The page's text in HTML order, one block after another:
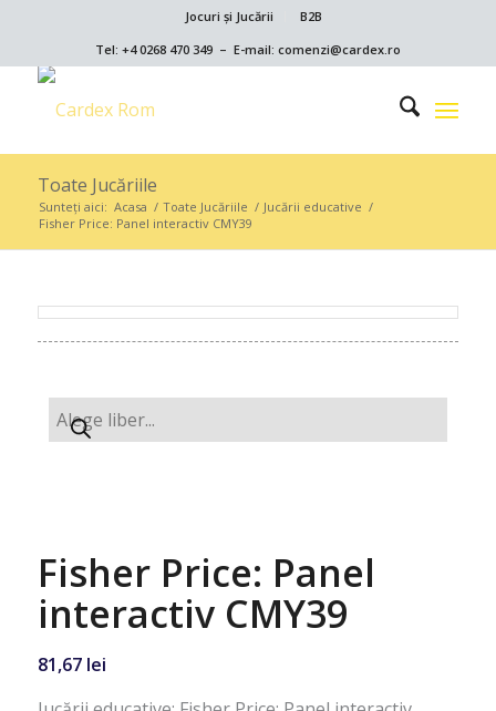
Jocuri și Jucării
B2B
Tel: +4 0268 470 349 – E-mail: comenzi@cardex.ro
Toate Jucăriile
Sunteți aici: Acasa / Toate Jucăriile / Jucării educative /
Fisher Price: Panel interactiv CMY39
Fisher Price: Panel
interactiv CMY39
81,67 lei